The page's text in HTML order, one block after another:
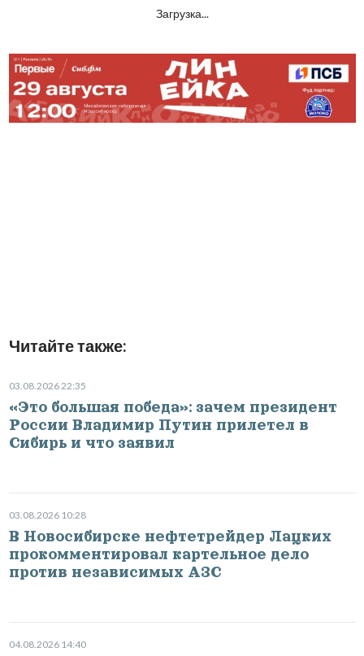
Загрузка...
Читайте также:
03.08.2026 22:35
«Это большая победа»: зачем президент
России Владимир Путин прилетел в
Сибирь и что заявил
03.08.2026 10:28
В Новосибирске нефтетрейдер Лацких
прокомментировал картельное дело
против независимых АЗС
04.08.2026 14:40